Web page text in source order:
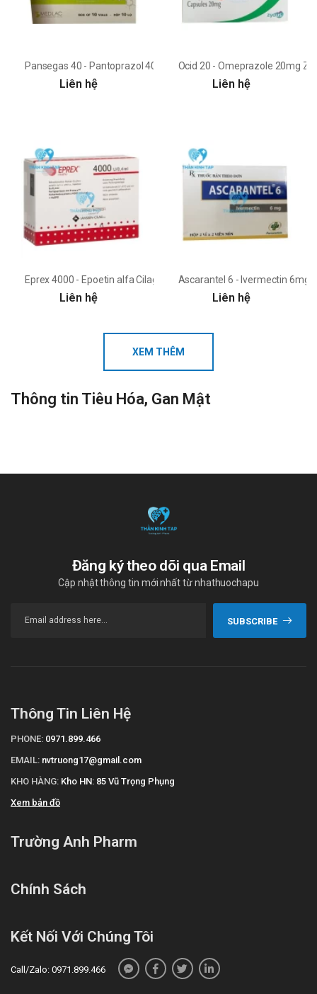
Pansegas 40 - Pantoprazol 40mg Medlac
Liên hệ
Ocid 20 - Omeprazole 20mg
Liên hệ
Eprex 4000 - Epoetin alfa Cilag
Liên hệ
Ascarantel 6 - Ivermectin 6mg
Liên hệ
XEM THÊM
Thông tin Tiêu Hóa, Gan Mật
Đăng ký theo dõi qua Email
Cập nhật thông tin mới nhất từ nhathuochapu
SUBSCRIBE
Thông Tin Liên Hệ
PHONE: 0971.899.466
EMAIL: nvtruong17@gmail.com
KHO HÀNG: Kho HN: 85 Vũ Trọng Phụng
Xem bản đồ
Trường Anh Pharm
Chính Sách
Kết Nối Với Chúng Tôi
Call/Zalo: 0971.899.466